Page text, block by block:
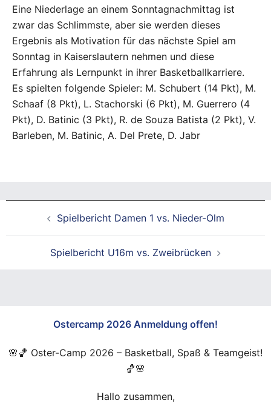
Eine Niederlage an einem Sonntagnachmittag ist
zwar das Schlimmste, aber sie werden dieses
Ergebnis als Motivation für das nächste Spiel am
Sonntag in Kaiserslautern nehmen und diese
Erfahrung als Lernpunkt in ihrer Basketballkarriere.
Es spielten folgende Spieler: M. Schubert (14 Pkt), M.
Schaaf (8 Pkt), L. Stachorski (6 Pkt), M. Guerrero (4
Pkt), D. Batinic (3 Pkt), R. de Souza Batista (2 Pkt), V.
Barleben, M. Batinic, A. Del Prete, D. Jabr
Spielbericht Damen 1 vs. Nieder-Olm
Spielbericht U16m vs. Zweibrücken
Ostercamp 2026 Anmeldung offen!
🌸🏀 Oster-Camp 2026 – Basketball, Spaß & Teamgeist!
🏀🌸
Hallo zusammen,